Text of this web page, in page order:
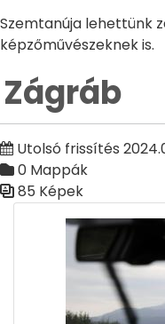
Szemtanúja lehettünk
képzőművészeknek is.
Zágráb
Utolsó frissítés
0 Mappák
85 Képek